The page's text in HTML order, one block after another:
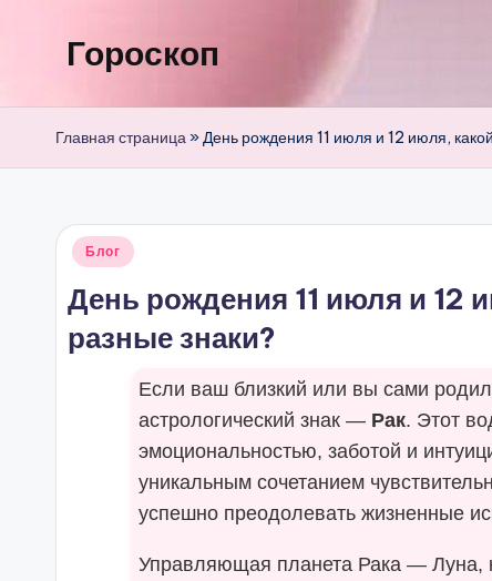
Гороскоп
Главная страница»День рождения 11 июля и 12 июля,
Опубликовано
Блог
День рождения 11 июля и 12
разные знаки?
Если ваш близкий или вы сами
астрологический знак — Рак. Этот
эмоциональностью, заботой и
уникальным сочетанием
успешно преодолевать жизненные
Управляющая планета Рака — Луна,